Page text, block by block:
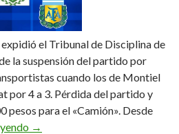
el Tribunal de Disciplina de
la suspensión del partido por
cuando los de Montiel
por 4 a 3. Pérdida del partido y
pesos para el «Camión». Desde
El Tribunal de Disciplina le
→